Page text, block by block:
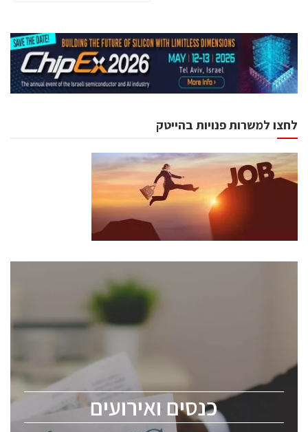
לחצו למשרות פנויות בהייטק
כנסים ואירועים
כנסים ואירועים
לכל העוסקים בתעשיית הסמיקונדקטור כולל מהנדסים,
ChipEx2026 will be held on May 12-13, 2026. The